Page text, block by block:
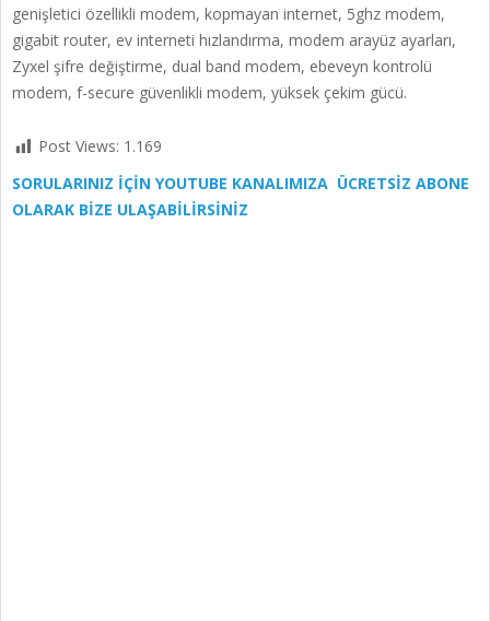
genişletici özellikli modem, kopmayan internet, 5ghz modem,
gigabit router, ev interneti hızlandırma, modem arayüz ayarları,
Zyxel şifre değiştirme, dual band modem, ebeveyn kontrolü
modem, f-secure güvenlikli modem, yüksek çekim gücü.
Post Views: 1.169
SORULARINIZ İÇİN YOUTUBE KANALIMIZA ÜCRETSİZ ABONE
OLARAK BİZE ULAŞABİLİRSİNİZ